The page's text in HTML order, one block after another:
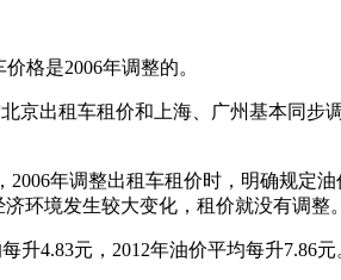
格是2006年调整的。
出租车租价和上海、广州基本同步
年调整出租车租价时，明确规定
环境发生较大变化，租价就没有调整
4.83元，2012年油价平均每升7.86